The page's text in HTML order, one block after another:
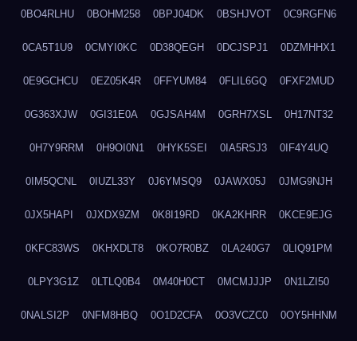
0BO4RLHU 0BOHM258 0BPJ04DK 0BSHJVOT 0C9RGFN6
0CA5T1U9 0CMYI0KC 0D38QEGH 0DCJSPJ1 0DZMHHX1
0E9GCHCU 0EZ05K4R 0FFYUM84 0FLIL6GQ 0FXF2MUD
0G363XJW 0GI31E0A 0GJSAH4M 0GRH7XSL 0H17NT32
0H7Y9RRM 0H9OI0N1 0HYK5SEI 0IA5RSJ3 0IF4Y4UQ
0IM5QCNL 0IUZL33Y 0J6YMSQ9 0JAWX05J 0JMG9NJH
0JX5HAPI 0JXDX9ZM 0K8I19RD 0KA2KHRR 0KCE9EJG
0KFC83WS 0KHXDLT8 0KO7R0BZ 0LA240G7 0LIQ91PM
0LPY3G1Z 0LTLQ0B4 0M40H0CT 0MCMJJJP 0N1LZI50
0NALSI2P 0NFM8HBQ 0O1D2CFA 0O3VCZC0 0OY5HHNM